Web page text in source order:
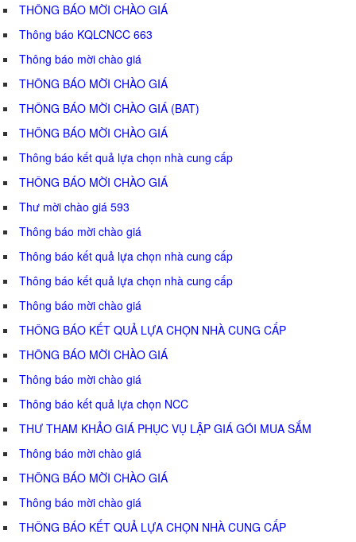
THÔNG BÁO MỜI CHÀO GIÁ
Thông báo KQLCNCC 663
Thông báo mời chào giá
THÔNG BÁO MỜI CHÀO GIÁ
THÔNG BÁO MỜI CHÀO GIÁ (BAT)
THÔNG BÁO MỜI CHÀO GIÁ
Thông báo kết quả lựa chọn nhà cung cấp
THÔNG BÁO MỜI CHÀO GIÁ
Thư mời chào giá 593
Thông báo mời chào giá
Thông báo kết quả lựa chọn nhà cung cấp
Thông báo kết quả lựa chọn nhà cung cấp
Thông báo mời chào giá
THÔNG BÁO KẾT QUẢ LỰA CHỌN NHÀ CUNG CẤP
THÔNG BÁO MỜI CHÀO GIÁ
Thông báo mời chào giá
Thông báo kết quả lựa chọn NCC
THƯ THAM KHẢO GIÁ PHỤC VỤ LẬP GIÁ GÓI MUA SẮM
Thông báo mời chào giá
THÔNG BÁO MỜI CHÀO GIÁ
Thông báo mời chào giá
THÔNG BÁO KẾT QUẢ LỰA CHỌN NHÀ CUNG CẤP